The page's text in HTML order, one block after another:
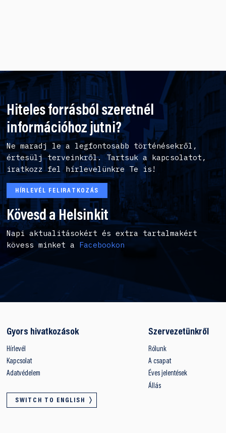
Hiteles forrásból szeretnél
információhoz jutni?
Ne maradj le a legfontosabb történésekről,
értesülj terveinkről. Tartsuk a kapcsolatot,
iratkozz fel hírlevelünkre Te is!
HÍRLEVÉL FELIRATKOZÁS
Kövesd a Helsinkit
Napi aktualitásokért és extra tartalmakért
kövess minket a Facebookon
Gyors hivatkozások
Hírlevél
Kapcsolat
Adatvédelem
SWITCH TO ENGLISH
Szervezetünkről
Rólunk
A csapat
Éves jelentések
Állás